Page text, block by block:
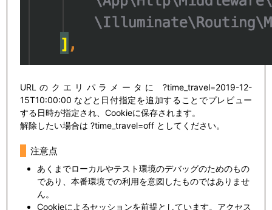
URLのクエリパラメータに ?time_travel=2019-12-
15T10:00:00 などと日付指定を追加することでプレビュー
する日時が指定され、Cookieに保存されます。
解除したい場合は ?time_travel=off としてください。
注意点
あくまでローカルやテスト環境のデバッグのためのもの
であり、本番環境での利用を意図したものではありませ
ん。
Cookieによるセッションを前提としています。アクセス